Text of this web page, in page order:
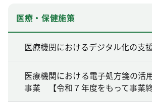
医療・保健施策
医療機関におけるデジタル化の支
医療機関における電子処方箋の活
事業 【令和７年度をもって事業終